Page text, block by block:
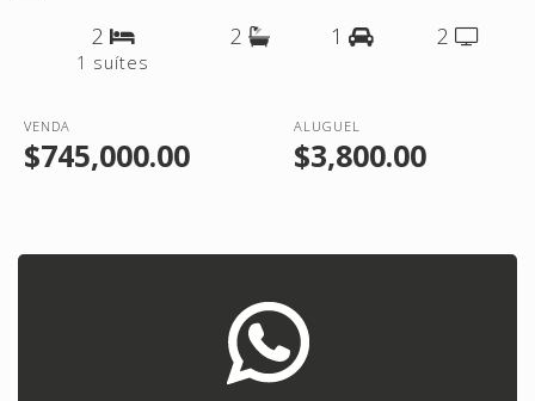
2
1 suítes
2 1 2
VENDA
$745,000.00
ALUGUEL
$3,800.00